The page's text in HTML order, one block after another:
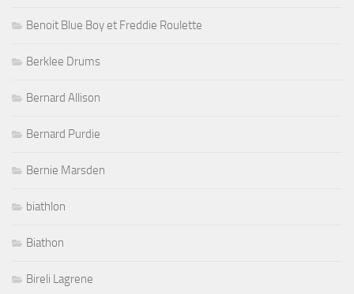
Benoit Blue Boy et Freddie Roulette
Berklee Drums
Bernard Allison
Bernard Purdie
Bernie Marsden
biathlon
Biathon
Bireli Lagrene